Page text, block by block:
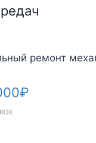
ремонт
₽